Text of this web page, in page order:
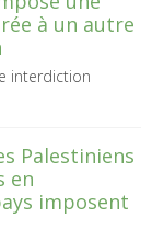
à un autre
interdiction
Palestiniens
en
imposent